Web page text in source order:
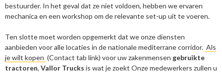
bestuurder. In het geval dat ze niet voldoen, hebben we ervaren
mechanica en een workshop om de relevante set-up uit te voeren.
Ten slotte moet worden opgemerkt dat we onze diensten
aanbieden voor alle locaties in de nationale mediterrane corridor. Als
je wilt kopen (Contact tab link) voor uw zakenmensen gebruikte
tractoren, Vallor Trucks is wat je zoekt Onze medewerkers zullen u